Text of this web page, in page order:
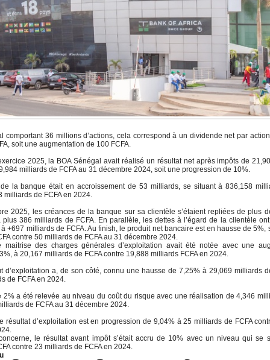
comportant 36 millions d’actions, cela correspond à un dividende net par
soit une augmentation de 100 FCFA.
2025, la BOA Sénégal avait réalisé un résultat net après impôts de
milliards de FCFA au 31 décembre 2024, soit une progression de 10%.
la banque était en accroissement de 53 milliards, se situant à 836,158
milliards de FCFA en 2024.
2025, les créances de la banque sur sa clientèle s’étaient repliées de plus
plus 386 milliards de FCFA. En parallèle, les dettes à l’égard de la clientèle
+697 milliards de FCFA. Au finish, le produit net bancaire est en hausse de 5%,
contre 50 milliards de FCFA au 31 décembre 2024.
maitrise des charges générales d’exploitation avait été notée avec une
à 20,167 milliards de FCFA contre 19,888 milliards FCFA en 2024.
d’exploitation a, de son côté, connu une hausse de 7,25% à 29,069 milliards
de FCFA en 2024.
2% a été relevée au niveau du coût du risque avec une réalisation de 4,346
de FCFA au 31 décembre 2024.
résultat d’exploitation est en progression de 9,04% à 25 milliards de FCFA
le résultat avant impôt s’était accru de 10% avec un niveau qui se
contre 23 milliards de FCFA en 2024.